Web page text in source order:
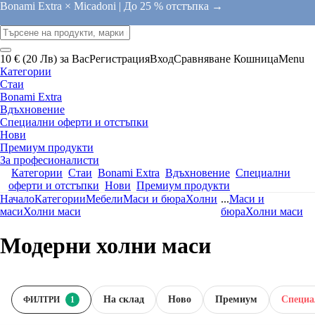
Bonami Extra × Micadoni | До 25 % отстъпка →
10 € (20 Лв) за ВасРегистрацияВходСравняване КошницаMenu
Категории
Стаи
Bonami Extra
Вдъхновение
Специални оферти и отстъпки
Нови
Премиум продукти
За професионалисти
Категории Стаи Bonami Extra Вдъхновение Специални
оферти и отстъпки Нови Премиум продукти
НачалоКатегорииМебелиМаси и бюраХолни
масиХолни маси
...Маси и
бюраХолни маси
Модерни холни маси
ФИЛТРИ 1 Премиум
Новo
На склад